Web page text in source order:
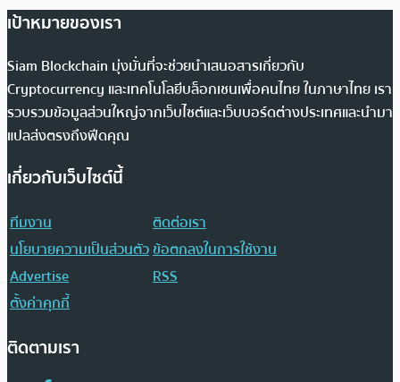
เป้าหมายของเรา
Siam Blockchain มุ่งมั่นที่จะช่วยนำเสนอสารเกี่ยวกับ
Cryptocurrency และเทคโนโลยีบล็อกเชนเพื่อคนไทย ในภาษาไทย เรา
รวบรวมข้อมูลส่วนใหญ่จากเว็บไซต์และเว็บบอร์ดต่างประเทศและนำมา
แปลส่งตรงถึงฟีดคุณ
เกี่ยวกับเว็บไซต์นี้
ทีมงาน
ติดต่อเรา
นโยบายความเป็นส่วนตัวข้อตกลงในการใช้งาน
Advertise
RSS
ตั้งค่าคุกกี้
ติดตามเรา